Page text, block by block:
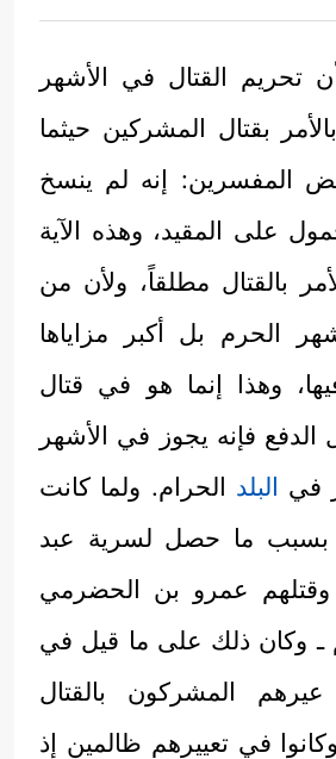
تحريم القتال في الأشهر
بقتال المشركين حيثما
المفسرين: إنه لم ينسخ
على المقيد، وهذه الآية
بالقتال مطلقاً، ولأن من
الحرم بل أكبر مزاياها
وهذا إنما هو في قتال
الدفع فإنه يجوز في الأشهر
في البلد الحرام. ولما كانت
بسبب ما حصل لسرية عبد
عمرو بن الحضرمي
ـ وكان ذلك على ما قيل في
المشركون بالقتال
في تعييرهم ظالمين إذ